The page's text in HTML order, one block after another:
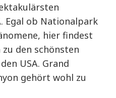
Egal ob Nationalpark
hier findest
den schönsten
USA. Grand
gehört wohl zu